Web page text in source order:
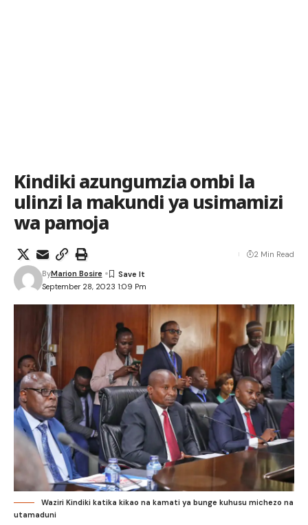
Kindiki azungumzia ombi la
ulinzi la makundi ya usimamizi
wa pamoja
September 28, 2023 1:09 Pm
ByMarion Bosire
2 Min Read
Waziri Kindiki katika kikao na kamati ya bunge kuhusu michezo na
utamaduni